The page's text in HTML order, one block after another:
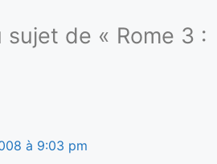
sujet de « Rome 3 :
à 9:03 pm